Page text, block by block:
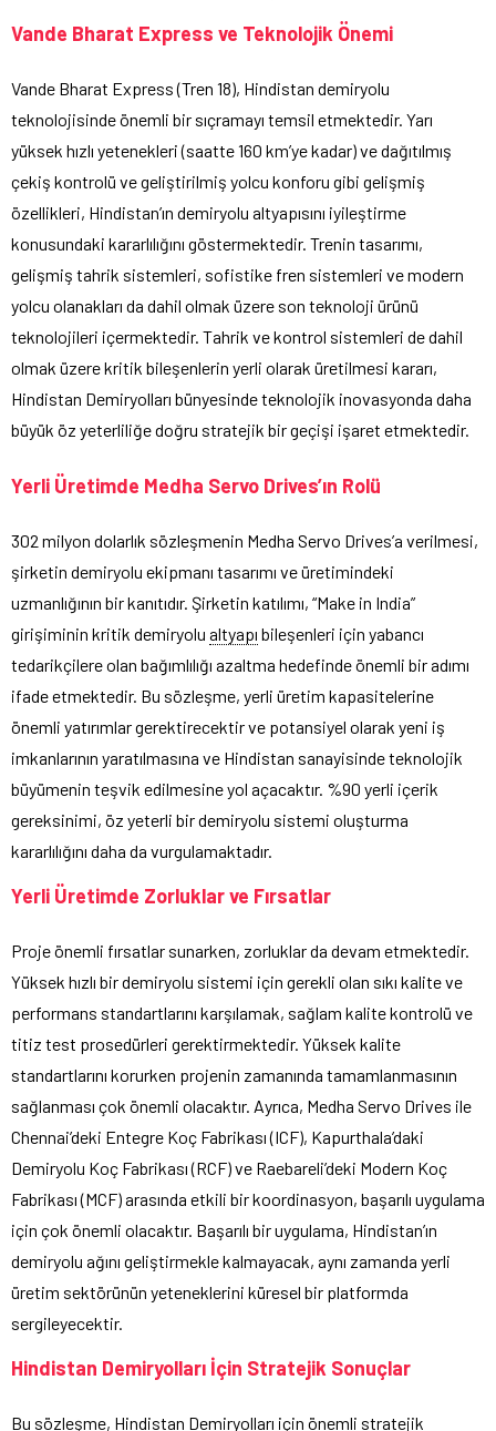
Vande Bharat Express ve Teknolojik Önemi
Vande Bharat Express (Tren 18), Hindistan demiryolu
teknolojisinde önemli bir sıçramayı temsil etmektedir. Yarı
yüksek hızlı yetenekleri (saatte 160 km’ye kadar) ve dağıtılmış
çekiş kontrolü ve geliştirilmiş yolcu konforu gibi gelişmiş
özellikleri, Hindistan’ın demiryolu altyapısını iyileştirme
konusundaki kararlılığını göstermektedir. Trenin tasarımı,
gelişmiş tahrik sistemleri, sofistike fren sistemleri ve modern
yolcu olanakları da dahil olmak üzere son teknoloji ürünü
teknolojileri içermektedir. Tahrik ve kontrol sistemleri de dahil
olmak üzere kritik bileşenlerin yerli olarak üretilmesi kararı,
Hindistan Demiryolları bünyesinde teknolojik inovasyonda daha
büyük öz yeterliliğe doğru stratejik bir geçişi işaret etmektedir.
Yerli Üretimde Medha Servo Drives’ın Rolü
302 milyon dolarlık sözleşmenin Medha Servo Drives’a verilmesi,
şirketin demiryolu ekipmanı tasarımı ve üretimindeki
uzmanlığının bir kanıtıdır. Şirketin katılımı, “Make in India”
girişiminin kritik demiryolu altyapı bileşenleri için yabancı
tedarikçilere olan bağımlılığı azaltma hedefinde önemli bir adımı
ifade etmektedir. Bu sözleşme, yerli üretim kapasitelerine
önemli yatırımlar gerektirecektir ve potansiyel olarak yeni iş
imkanlarının yaratılmasına ve Hindistan sanayisinde teknolojik
büyümenin teşvik edilmesine yol açacaktır. %90 yerli içerik
gereksinimi, öz yeterli bir demiryolu sistemi oluşturma
kararlılığını daha da vurgulamaktadır.
Yerli Üretimde Zorluklar ve Fırsatlar
Proje önemli fırsatlar sunarken, zorluklar da devam etmektedir.
Yüksek hızlı bir demiryolu sistemi için gerekli olan sıkı kalite ve
performans standartlarını karşılamak, sağlam kalite kontrolü ve
titiz test prosedürleri gerektirmektedir. Yüksek kalite
standartlarını korurken projenin zamanında tamamlanmasının
sağlanması çok önemli olacaktır. Ayrıca, Medha Servo Drives ile
Chennai’deki Entegre Koç Fabrikası (ICF), Kapurthala’daki
Demiryolu Koç Fabrikası (RCF) ve Raebareli’deki Modern Koç
Fabrikası (MCF) arasında etkili bir koordinasyon, başarılı uygulama
için çok önemli olacaktır. Başarılı bir uygulama, Hindistan’ın
demiryolu ağını geliştirmekle kalmayacak, aynı zamanda yerli
üretim sektörünün yeteneklerini küresel bir platformda
sergileyecektir.
Hindistan Demiryolları İçin Stratejik Sonuçlar
Bu sözleşme, Hindistan Demiryolları için önemli stratejik